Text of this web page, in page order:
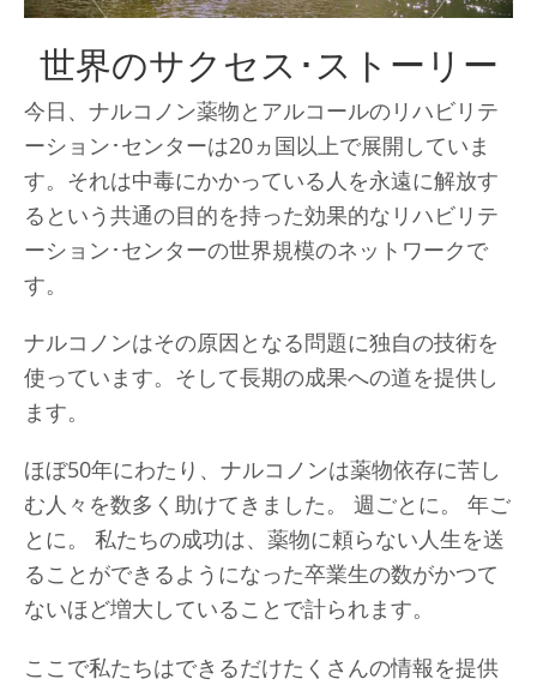
世界のサクセス･ストーリー
今日、ナルコノン薬物とアルコールのリハビリテ
ーション･センターは20ヵ国以上で展開していま
す。それは中毒にかかっている人を永遠に解放す
るという共通の目的を持った効果的なリハビリテ
ーション･センターの世界規模のネットワークで
す。
ナルコノンはその原因となる問題に独自の技術を
使っています。そして長期の成果への道を提供し
ます。
ほぼ50年にわたり、ナルコノンは薬物依存に苦し
む人々を数多く助けてきました。 週ごとに。 年ご
とに。 私たちの成功は、薬物に頼らない人生を送
ることができるようになった卒業生の数がかつて
ないほど増大していることで計られます。
ここで私たちはできるだけたくさんの情報を提供